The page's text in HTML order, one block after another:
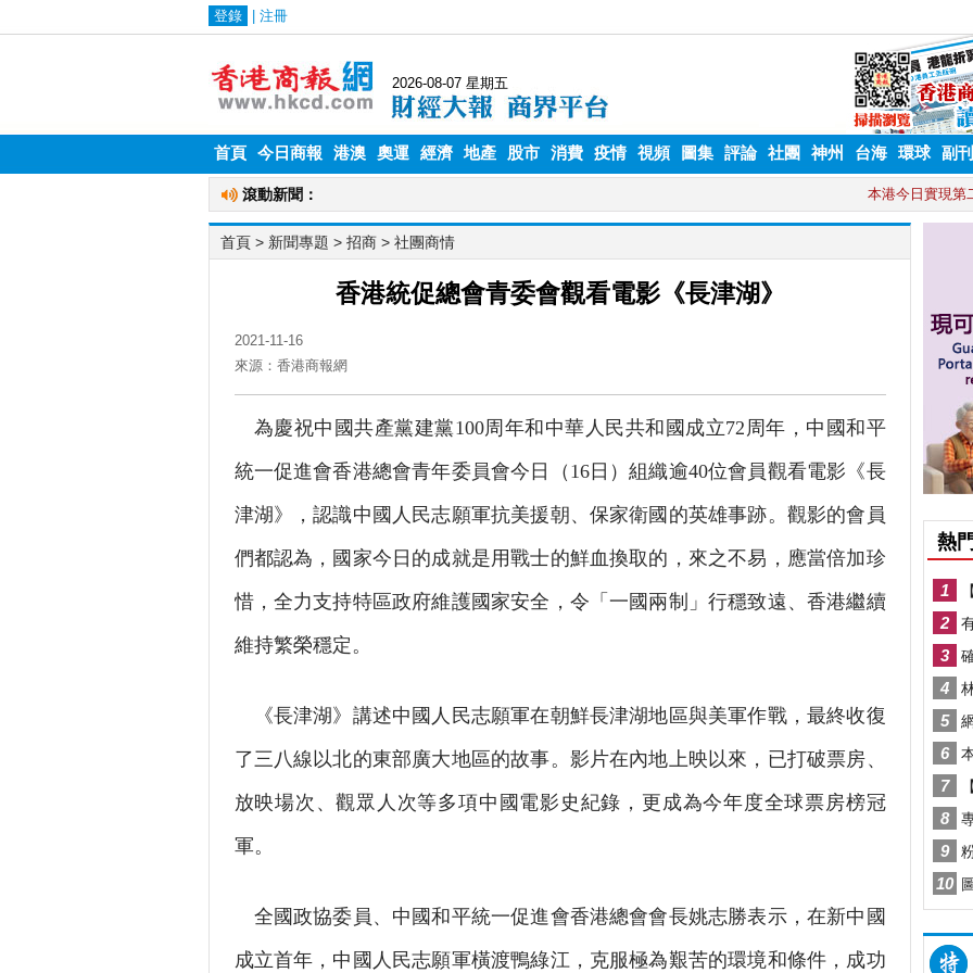
首頁 今日商報 港澳 奧運 經濟 地產 股市 消費 疫情 視頻 圖集 評論 社團 神州 台海 環球 副刊
首頁 > 新聞專題 > 招商 > 社團商情
香港統促總會青委會觀看電影《長津湖》
2021-11-16
來源：香港商報網
為慶祝中國共產黨建黨100周年和中華人民共和國成立72周年，中國和平
統一促進會香港總會青年委員會今日（16日）組織逾40位會員觀看電影《長
津湖》，認識中國人民志願軍抗美援朝、保家衛國的英雄事跡。觀影的會員
們都認為，國家今日的成就是用戰士的鮮血換取的，來之不易，應當倍加珍
惜，全力支持特區政府維護國家安全，令「一國兩制」行穩致遠、香港繼續
維持繁榮穩定。
《長津湖》講述中國人民志願軍在朝鮮長津湖地區與美軍作戰，最終收復
了三八線以北的東部廣大地區的故事。影片在內地上映以來，已打破票房、
放映場次、觀眾人次等多項中國電影史紀錄，更成為今年度全球票房榜冠
軍。
全國政協委員、中國和平統一促進會香港總會會長姚志勝表示，在新中國
成立首年，中國人民志願軍橫渡鴨綠江，克服極為艱苦的環境和條件，成功